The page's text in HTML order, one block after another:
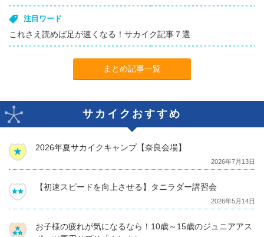
注目ワード
これさえ読めば足が速くなる！サカイク記事７選
まとめ記事一覧
サカイクおすすめ
2026年夏サカイクキャンプ【奈良会場】
2026年7月13日
【初速スピードを向上させる】タニラダー講習会
2026年5月14日
お子様の疲れが気になるなら！10歳～15歳のジュニアアス